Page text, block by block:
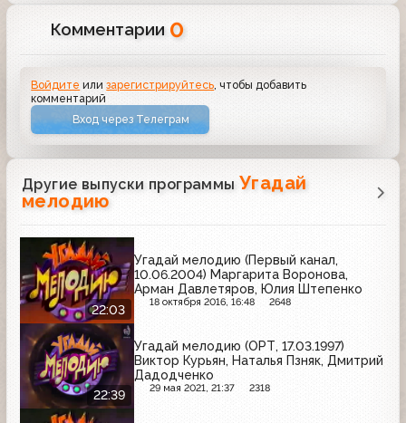
Комментарии 0
Войдите илизарегистрируйтесь , чтобы добавить
комментарий
Вход через Телеграм
Другие выпуски программы Угадай
мелодию
22:03
Угадай мелодию (Первый канал,
10.06.2004) Маргарита Воронова,
Арман Давлетяров, Юлия Штепенко
18 октября 2016, 16:48 2648
22:39
Угадай мелодию (ОРТ, 17.03.1997)
Виктор Курьян, Наталья Пзняк, Дмитрий
Дадодченко
29 мая 2021, 21:37 2318